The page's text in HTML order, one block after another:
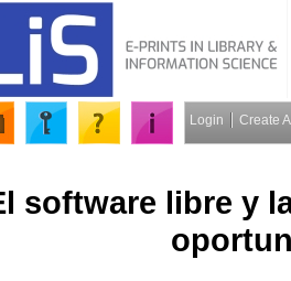
Login Create
software libre y